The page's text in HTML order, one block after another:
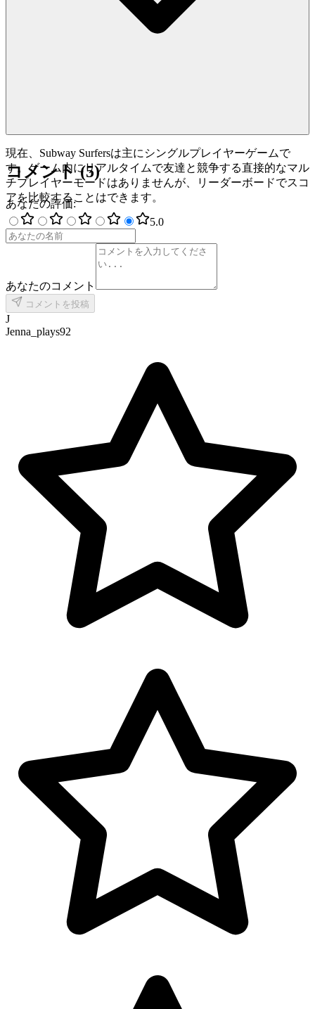
現在、Subway Surfersは主にシングルプレイヤーゲームで
す。ゲーム内にリアルタイムで友達と競争する直接的なマル
チプレイヤーモードはありませんが、リーダーボードでスコ
アを比較することはできます。
コメント(5)
あなたの評価:
5.0
あなたのコメント
コメントを投稿
J
Jenna_plays92